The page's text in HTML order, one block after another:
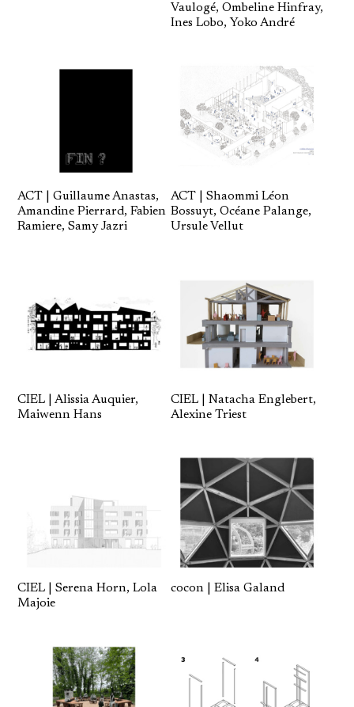
Vaulogé, Ombeline Hinfray,
Ines Lobo, Yoko André
ACT | Guillaume Anastas,
Amandine Pierrard, Fabien
Ramiere, Samy Jazri
ACT | Shaommi Léon
Bossuyt, Océane Palange,
Ursule Vellut
CIEL | Alissia Auquier,
Maiwenn Hans
CIEL | Natacha Englebert,
Alexine Triest
CIEL | Serena Horn, Lola
Majoie
cocon | Elisa Galand